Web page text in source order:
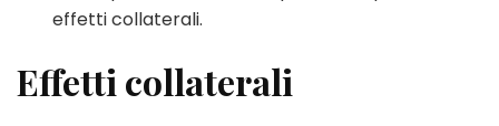
effetti collaterali.
Effetti collaterali